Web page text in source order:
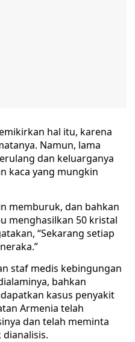
hal itu, karena
Namun, lama
dan keluarganya
kaca yang mungkin
memburuk, dan bahkan
menghasilkan 50 kristal
“Sekarang setiap
staf medis kebingungan
bahkan
kasus penyakit
Armenia telah
dan telah meminta